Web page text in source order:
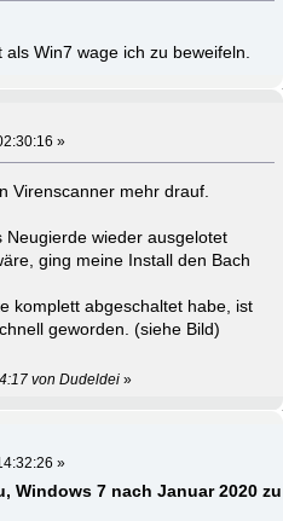
Win7 wage ich zu beweifeln.
»
Virenscanner mehr drauf.
Neugierde wieder ausgelotet
ging meine Install den Bach
komplett abgeschaltet habe, ist
geworden. (siehe Bild)
von Dudeldei »
Windows 7 nach Januar 2020 zu
»